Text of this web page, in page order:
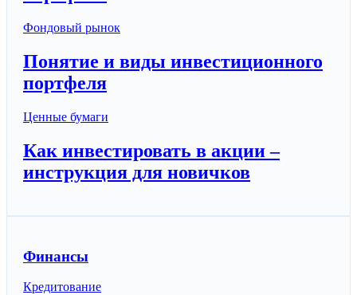
Фондовый рынок
Понятие и виды инвестиционного
портфеля
Ценные бумаги
Как инвестировать в акции –
инструкция для новичков
Финансы
Кредитование